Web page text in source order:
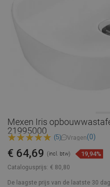
Mexen Iris
21995000
(5) Vragen(0)
Catalogusprijs: € 80,80
€ 64,69 (incl. btw) 19,94%
De laagste prijs van de laatste 30